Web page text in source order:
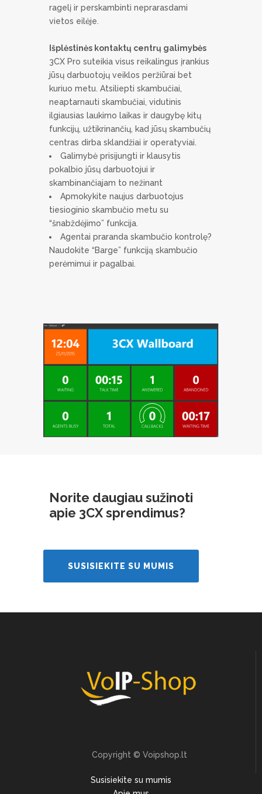
ragelį ir perskambinti neprarasdami
vietos eilėje.
Išplėstinės kontaktų centrų galimybės
3CX Pro suteikia visus reikalingus įrankius
jūsų darbuotojų veiklos peržiūrai bet
kuriuo metu. Atsiliepti skambučiai,
neaptarnauti skambučiai, vidutinis
ilgiausias laukimo laikas ir daugybę kitų
funkcijų, užtikrinančių, kad jūsų skambučių
centras dirba sklandžiai ir operatyviai.
Galimybė prisijungti ir klausytis
pokalbio jūsų darbuotojui ir
skambinančiajam to nežinant
Apmokykite naujus darbuotojus
tiesioginio skambučio metu su
“šnabždėjimo” funkcija.
Agentai praranda skambučio kontrolę?
Naudokite “Barge” funkciją skambučio
perėmimui ir pagalbai.
Norite daugiau sužinoti
apie 3CX sprendimus?
SUSISIEKITE SU MUMIS
Copyright © Voipshop.lt
Susisiekite su mumis